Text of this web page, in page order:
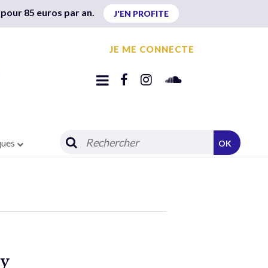
85 euros par an. J'EN PROFITE
JE ME CONNECTE
OK